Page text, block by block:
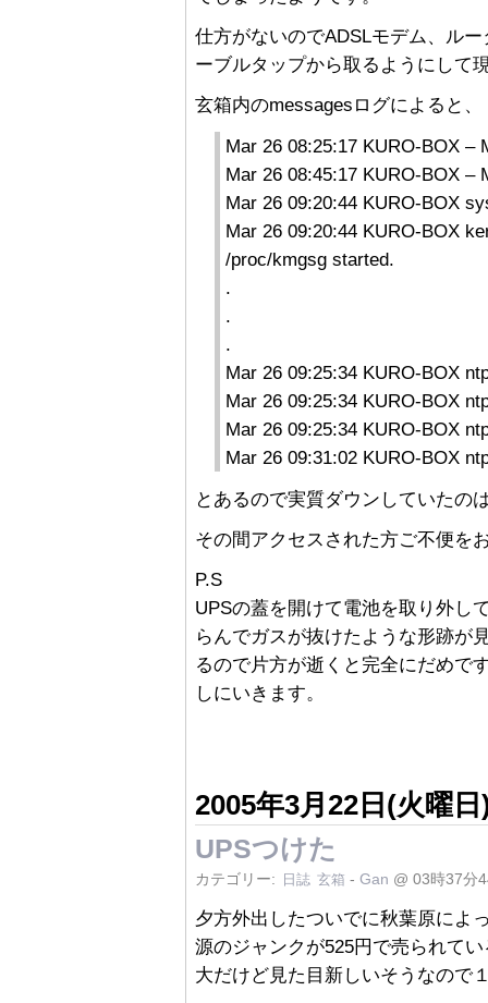
仕方がないのでADSLモデム、ル
ーブルタップから取るようにして
玄箱内のmessagesログによると、
Mar 26 08:25:17 KURO-BOX –
Mar 26 08:45:17 KURO-BOX –
Mar 26 09:20:44 KURO-BOX
Mar 26 09:20:44 KURO-BOX
/proc/kmgsg started.
.
.
.
Mar 26 09:25:34 KURO-BOX
Mar 26 09:25:34 KURO-BOX
Mar 26 09:25:34 KURO-BOX
Mar 26 09:31:02 KURO-BOX
とあるので実質ダウンしていたの
その間アクセスされた方ご不便を
P.S
UPSの蓋を開けて電池を取り外し
らんでガスが抜けたような形跡が
るので片方が逝くと完全にだめで
しにいきます。
2005年3月22日(火曜日
UPSつけた
カテゴリー: 日誌 玄箱 - Gan @ 03時37分
夕方外出したついでに秋葉原によ
源のジャンクが525円で売られて
大だけど見た目新しいそうなので